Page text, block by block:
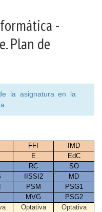
-
Plan de
la asignatura en la
FFI
IMD
E EdC
RC
SO
IISSI2 MD
PSM
PSG1
MVG PSG2
Optativa
Optativa